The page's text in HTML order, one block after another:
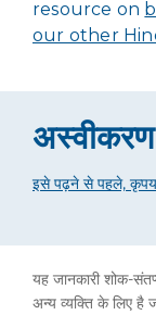
resource on
our other
अस्वीकरण
इसे पढ़ने से पहले,
यह जानकारी शोक-
अन्य व्यक्ति के लिए है